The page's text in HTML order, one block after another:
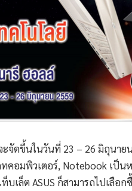
ะจัดขึ้นในวันที่ 23 – 26 มิถุน
คอมพิวเตอร์, Notebook เป็น
บเล็ต ASUS ก็สามารถไปเลือ